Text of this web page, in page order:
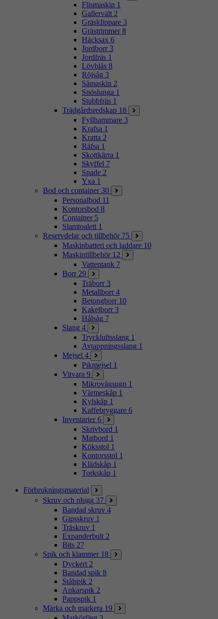
Flismaskin 1
Gallervält 2
Gräsklippare 3
Grästrimmer 8
Häcksax 6
Jordborr 3
Jordfräs 1
Lövblås 8
Röjsåg 3
Såmaskin 2
Snöslunga 1
Stubbfräs 1
Trädgårdsredskap 18
Fyllhammare 3
Krafsa 1
Kratta 2
Räfsa 1
Skottkärra 1
Skyffel 7
Spade 2
Yxa 1
Bod och container 30
Personalbod 11
Kontorsbod 8
Container 5
Slamtoalett 1
Reservdelar och tillbehör 75
Maskinbatteri och laddare 10
Maskintillbehör 12
Vattentank 7
Borr 29
Träborr 3
Metallborr 4
Betongborr 10
Kakelborr 3
Hålsåg 7
Slang 4
Tryckluftsslang 1
Avtappningsslang 1
Mejsel 4
Pikmejsel 1
Vitvara 9
Mikrovågsugn 1
Värmeskåp 1
Kylskåp 1
Kaffebryggare 6
Inventarier 6
Skrivbord 1
Matbord 1
Köksstol 1
Kontorsstol 1
Klädskåp 1
Torkskåp 1
Förbrukningsmaterial
Skruv och plugg 37
Bandad skruv 4
Gipsskruv 1
Träskruv 1
Expanderbult 2
Bits 27
Spik och klammer 18
Dyckert 2
Bandad spik 8
Stålspik 2
Ankarspik 2
Pappspik 1
Märka och markera 19